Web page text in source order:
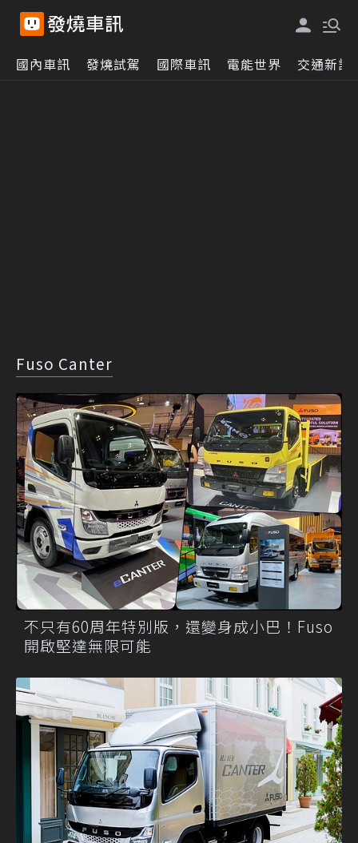
國內車訊 發燒試駕 國際車訊 電能世界 交通新訊
Fuso Canter
不只有60周年特別版，還變身成小巴！Fuso
開啟堅達無限可能